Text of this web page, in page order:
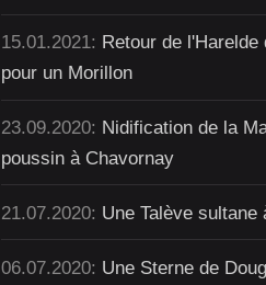
15.01.2021: Retour de l'Harelde
pour un Morillon
23.09.2020: Nidification de la
poussin à Chavornay
21.07.2020: Une Talève sultane
06.07.2020: Une Sterne de